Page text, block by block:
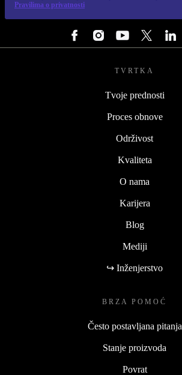
Pravilima o privatnosti
TVRTKA
Tvoje prednosti
Proces obnove
Održivost
Kvaliteta
O nama
Karijera
Blog
Mediji
↪ Inženjerstvo
BRZA POMOĆ
Često postavljana pitanja
Stanje proizvoda
Povrat